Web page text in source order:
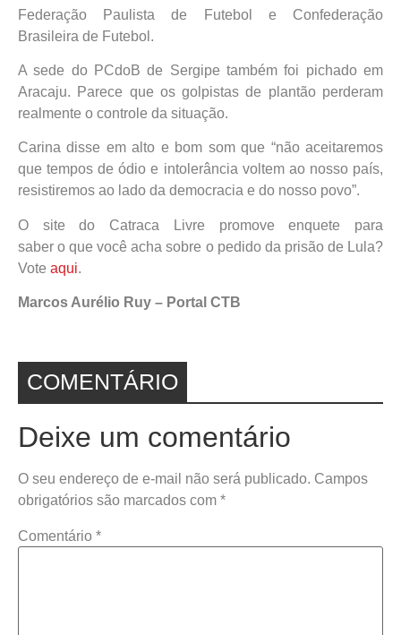
Federação Paulista de Futebol e Confederação
Brasileira de Futebol.
A sede do PCdoB de Sergipe também foi pichado em
Aracaju. Parece que os golpistas de plantão perderam
realmente o controle da situação.
Carina disse em alto e bom som que “não aceitaremos
que tempos de ódio e intolerância voltem ao nosso país,
resistiremos ao lado da democracia e do nosso povo”.
O site do Catraca Livre promove enquete para
saber o que você acha sobre o pedido da prisão de Lula?
Vote aqui.
Marcos Aurélio Ruy – Portal CTB
COMENTÁRIO
Deixe um comentário
O seu endereço de e-mail não será publicado. Campos
obrigatórios são marcados com *
Comentário *